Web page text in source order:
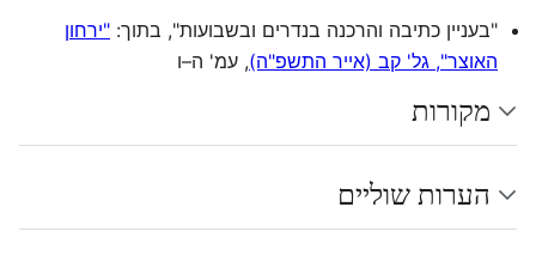
"בעניין כתיבה והרכנה בנדרים ובשבועות", בתוך: "ירחון
האוצר", גל' קב (אייר התשפ"ה), עמ' ה–ו
מקורות
הערות שוליים